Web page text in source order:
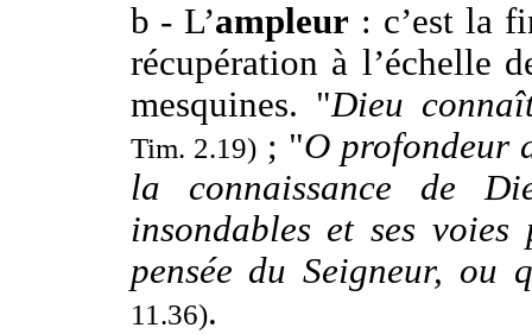
b - L’ampleur : c’est la
récupération à l’échelle
mesquines. "Dieu
Tim. 2.19); "O profondeur
la connaissance de
insondables et ses
pensée du Seigneur,
11.36).